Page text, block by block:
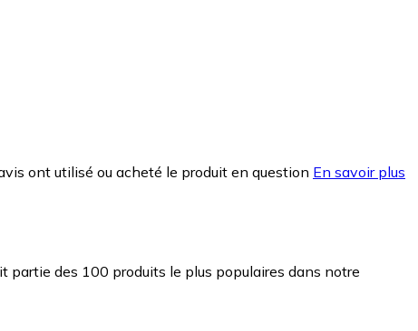
ont utilisé ou acheté le produit en question En savoir plus
partie des 100 produits le plus populaires dans notre